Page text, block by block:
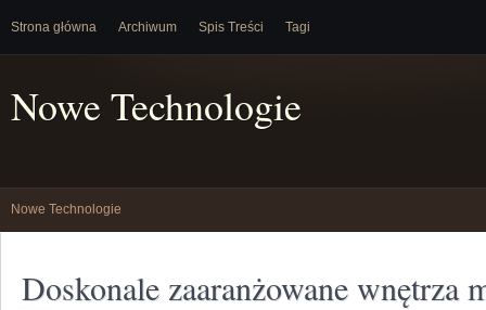
Strona główna Archiwum Spis Treści Tagi
Nowe Technologie
Nowe Technologie
Doskonale zaaranżowane wnętrza